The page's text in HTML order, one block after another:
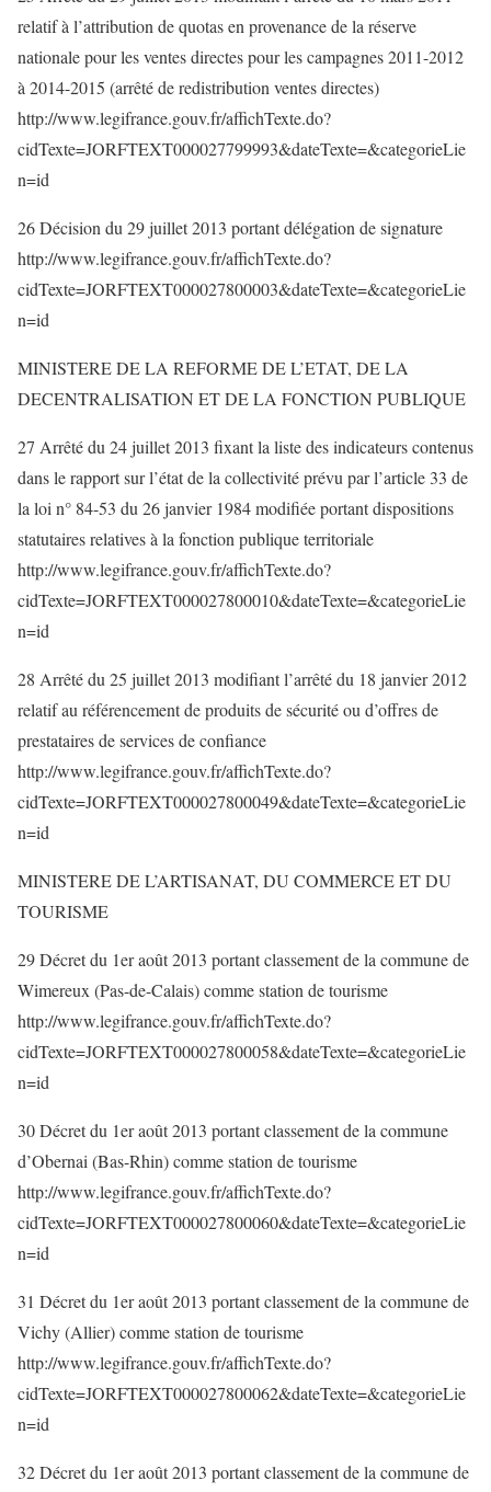
relatif à l’attribution de quotas en provenance de la réserve
nationale pour les ventes directes pour les campagnes 2011-2012
à 2014-2015 (arrêté de redistribution ventes directes)
http://www.legifrance.gouv.fr/affichTexte.do?
cidTexte=JORFTEXT000027799993&dateTexte=&categorieLie
n=id
26 Décision du 29 juillet 2013 portant délégation de signature
http://www.legifrance.gouv.fr/affichTexte.do?
cidTexte=JORFTEXT000027800003&dateTexte=&categorieLie
n=id
MINISTERE DE LA REFORME DE L’ETAT, DE LA
DECENTRALISATION ET DE LA FONCTION PUBLIQUE
27 Arrêté du 24 juillet 2013 fixant la liste des indicateurs contenus
dans le rapport sur l’état de la collectivité prévu par l’article 33 de
la loi n° 84-53 du 26 janvier 1984 modifiée portant dispositions
statutaires relatives à la fonction publique territoriale
http://www.legifrance.gouv.fr/affichTexte.do?
cidTexte=JORFTEXT000027800010&dateTexte=&categorieLie
n=id
28 Arrêté du 25 juillet 2013 modifiant l’arrêté du 18 janvier 2012
relatif au référencement de produits de sécurité ou d’offres de
prestataires de services de confiance
http://www.legifrance.gouv.fr/affichTexte.do?
cidTexte=JORFTEXT000027800049&dateTexte=&categorieLie
n=id
MINISTERE DE L’ARTISANAT, DU COMMERCE ET DU
TOURISME
29 Décret du 1er août 2013 portant classement de la commune de
Wimereux (Pas-de-Calais) comme station de tourisme
http://www.legifrance.gouv.fr/affichTexte.do?
cidTexte=JORFTEXT000027800058&dateTexte=&categorieLie
n=id
30 Décret du 1er août 2013 portant classement de la commune
d’Obernai (Bas-Rhin) comme station de tourisme
http://www.legifrance.gouv.fr/affichTexte.do?
cidTexte=JORFTEXT000027800060&dateTexte=&categorieLie
n=id
31 Décret du 1er août 2013 portant classement de la commune de
Vichy (Allier) comme station de tourisme
http://www.legifrance.gouv.fr/affichTexte.do?
cidTexte=JORFTEXT000027800062&dateTexte=&categorieLie
n=id
32 Décret du 1er août 2013 portant classement de la commune de